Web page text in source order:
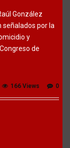
González
señalados por la
y
de
0
166 Views